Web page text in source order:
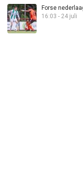
Forse
16:03 - 24 juli